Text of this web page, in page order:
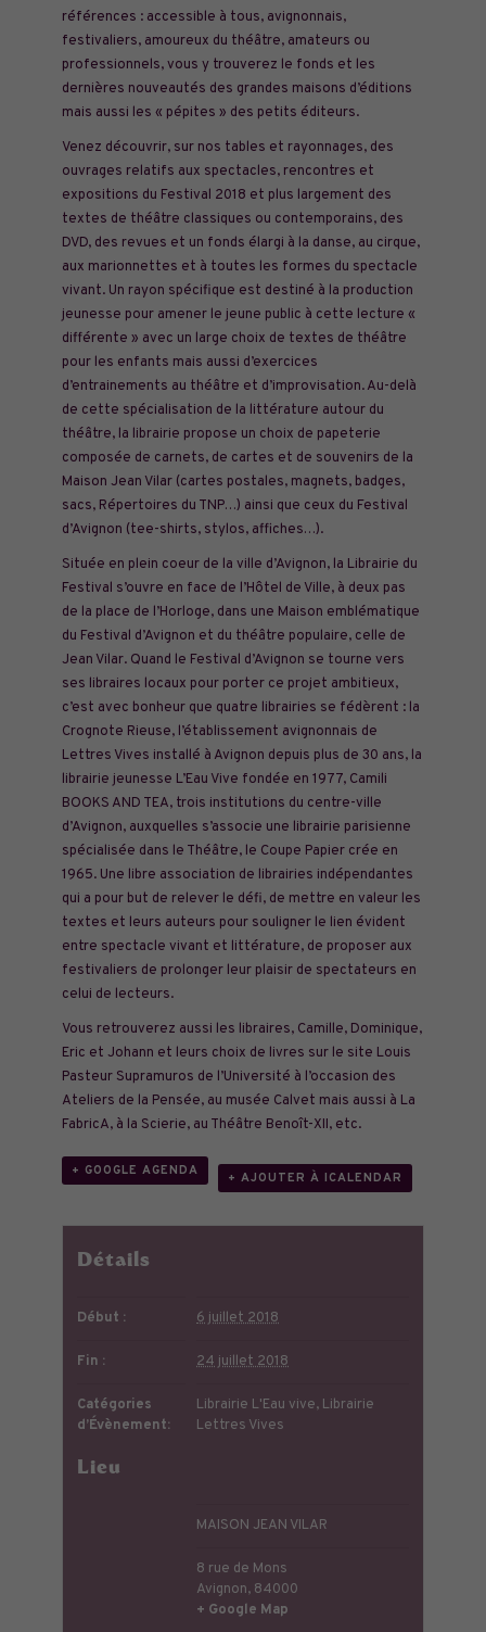
références : accessible à tous, avignonnais,
festivaliers, amoureux du théâtre, amateurs ou
professionnels, vous y trouverez le fonds et les
dernières nouveautés des grandes maisons d’éditions
mais aussi les « pépites » des petits éditeurs.
Venez découvrir, sur nos tables et rayonnages, des
ouvrages relatifs aux spectacles, rencontres et
expositions du Festival 2018 et plus largement des
textes de théâtre classiques ou contemporains, des
DVD, des revues et un fonds élargi à la danse, au cirque,
aux marionnettes et à toutes les formes du spectacle
vivant. Un rayon spécifique est destiné à la production
jeunesse pour amener le jeune public à cette lecture «
différente » avec un large choix de textes de théâtre
pour les enfants mais aussi d’exercices
d’entrainements au théâtre et d’improvisation. Au-delà
de cette spécialisation de la littérature autour du
théâtre, la librairie propose un choix de papeterie
composée de carnets, de cartes et de souvenirs de la
Maison Jean Vilar (cartes postales, magnets, badges,
sacs, Répertoires du TNP…) ainsi que ceux du Festival
d’Avignon (tee-shirts, stylos, affiches…).
Située en plein coeur de la ville d’Avignon, la Librairie du
Festival s’ouvre en face de l’Hôtel de Ville, à deux pas
de la place de l’Horloge, dans une Maison emblématique
du Festival d’Avignon et du théâtre populaire, celle de
Jean Vilar. Quand le Festival d’Avignon se tourne vers
ses libraires locaux pour porter ce projet ambitieux,
c’est avec bonheur que quatre librairies se fédèrent : la
Crognote Rieuse, l’établissement avignonnais de
Lettres Vives installé à Avignon depuis plus de 30 ans, la
librairie jeunesse L’Eau Vive fondée en 1977, Camili
BOOKS AND TEA, trois institutions du centre-ville
d’Avignon, auxquelles s’associe une librairie parisienne
spécialisée dans le Théâtre, le Coupe Papier crée en
1965. Une libre association de librairies indépendantes
qui a pour but de relever le défi, de mettre en valeur les
textes et leurs auteurs pour souligner le lien évident
entre spectacle vivant et littérature, de proposer aux
festivaliers de prolonger leur plaisir de spectateurs en
celui de lecteurs.
Vous retrouverez aussi les libraires, Camille, Dominique,
Eric et Johann et leurs choix de livres sur le site Louis
Pasteur Supramuros de l’Université à l’occasion des
Ateliers de la Pensée, au musée Calvet mais aussi à La
FabricA, à la Scierie, au Théâtre Benoît-XII, etc.
+ GOOGLE AGENDA
+ AJOUTER À ICALENDAR
Détails
Début : 6 juillet 2018
Fin : 24 juillet 2018
Catégories
d’Évènement:
Librairie L'Eau vive, Librairie
Lettres Vives
Lieu
MAISON JEAN VILAR
8 rue de Mons
Avignon, 84000
+ Google Map